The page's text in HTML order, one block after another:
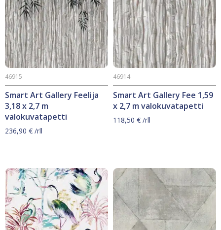
Smart Art Gallery Feelija
3,18 x 2,7 m
valokuvatapetti
46915
236,90 € /rll
Smart Art Gallery Fee 1,59
x 2,7 m valokuvatapetti
46914
118,50 € /rll